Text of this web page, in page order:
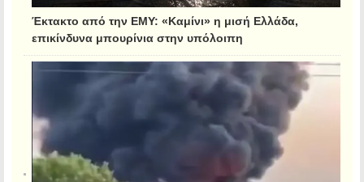
Έκτακτο από την ΕΜΥ: «Καμίνι» η μισή Ελλάδα,
επικίνδυνα μπουρίνια στην υπόλοιπη